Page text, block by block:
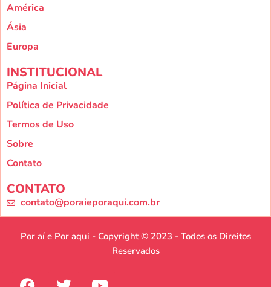
América
Ásia
Europa
INSTITUCIONAL
Página Inicial
Política de Privacidade
Termos de Uso
Sobre
Contato
CONTATO
contato@poraieporaqui.com.br
Por aí e Por aqui - Copyright © 2023 - Todos os Direitos
Reservados